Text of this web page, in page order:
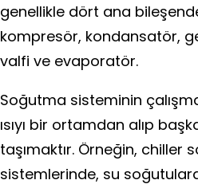
genellikle dört ana
kompresör, kondansatör,
valfi ve evaporatör.
Soğutma sisteminin
ısıyı bir ortamdan alıp
taşımaktır. Örneğin, chiller
sistemlerinde, su